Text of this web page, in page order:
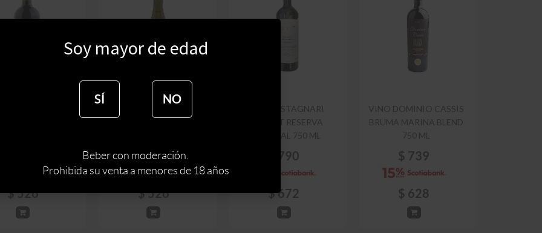
SPINOGLIO
SIN BARRICA
$526
$619
$526
VINO H STAGNARI
TANNAT RESERVA
ESPECIAL 750 ML
790
$672
VINO DOMINIO CASSIS
BRUMA MARINA BLEND
750 ML
$ 739
$ 628
Soy mayor de edad
SÍ NO
Beber con moderación.
Prohibida su venta a menores de 18 años